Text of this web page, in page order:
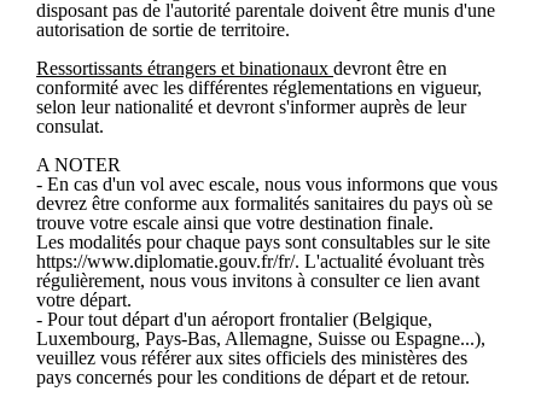
disposant pas de l'autorité parentale doivent être munis d'une
autorisation de sortie de territoire.
Ressortissants étrangers et binationaux devront être en
conformité avec les différentes réglementations en vigueur,
selon leur nationalité et devront s'informer auprès de leur
consulat.
A NOTER
- En cas d'un vol avec escale, nous vous informons que vous
devrez être conforme aux formalités sanitaires du pays où se
trouve votre escale ainsi que votre destination finale.
Les modalités pour chaque pays sont consultables sur le site
https://www.diplomatie.gouv.fr/fr/. L'actualité évoluant très
régulièrement, nous vous invitons à consulter ce lien avant
votre départ.
- Pour tout départ d'un aéroport frontalier (Belgique,
Luxembourg, Pays-Bas, Allemagne, Suisse ou Espagne...),
veuillez vous référer aux sites officiels des ministères des
pays concernés pour les conditions de départ et de retour.